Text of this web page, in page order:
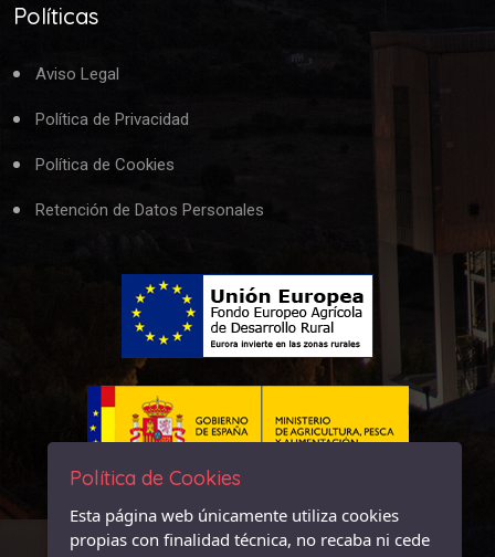
Políticas
Aviso Legal
Política de Privacidad
Política de Cookies
Retención de Datos Personales
Política de Cookies
Esta página web únicamente utiliza cookies
propias con finalidad técnica, no recaba ni cede